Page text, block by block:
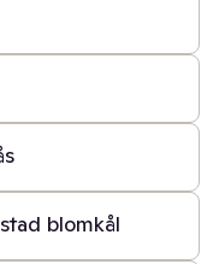
blomkål